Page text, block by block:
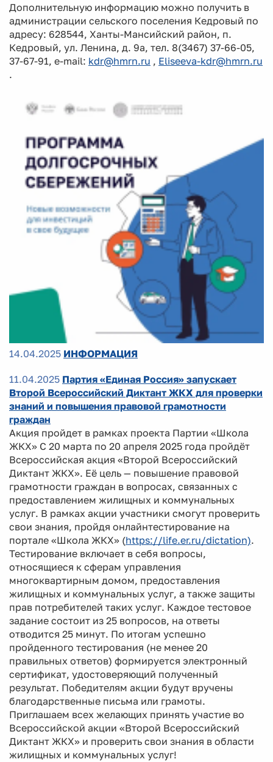
Дополнительную информацию можно получить в
администрации сельского поселения Кедровый по
адресу: 628544, Ханты-Мансийский район, п.
Кедровый, ул. Ленина, д. 9а, тел. 8(3467) 37-66-05,
37-67-91, e-mail: kdr@hmrn.ru , Eliseeva-kdr@hmrn.ru
.
14.04.2025 ИНФОРМАЦИЯ
11.04.2025 Партия «Единая Россия» запускает
Второй Всероссийский Диктант ЖКХ для проверки
знаний и повышения правовой грамотности
граждан
Акция пройдет в рамках проекта Партии «Школа
ЖКХ» С 20 марта по 20 апреля 2025 года пройдёт
Всероссийская акция «Второй Всероссийский
Диктант ЖКХ». Её цель — повышение правовой
грамотности граждан в вопросах, связанных с
предоставлением жилищных и коммунальных
услуг. В рамках акции участники смогут проверить
свои знания, пройдя онлайнтестирование на
портале «Школа ЖКХ» (https://life.er.ru/dictation).
Тестирование включает в себя вопросы,
относящиеся к сферам управления
многоквартирным домом, предоставления
жилищных и коммунальных услуг, а также защиты
прав потребителей таких услуг. Каждое тестовое
задание состоит из 25 вопросов, на ответы
отводится 25 минут. По итогам успешно
пройденного тестирования (не менее 20
правильных ответов) формируется электронный
сертификат, удостоверяющий полученный
результат. Победителям акции будут вручены
благодарственные письма или грамоты.
Приглашаем всех желающих принять участие во
Всероссийской акции «Второй Всероссийский
Диктант ЖКХ» и проверить свои знания в области
жилищных и коммунальных услуг!